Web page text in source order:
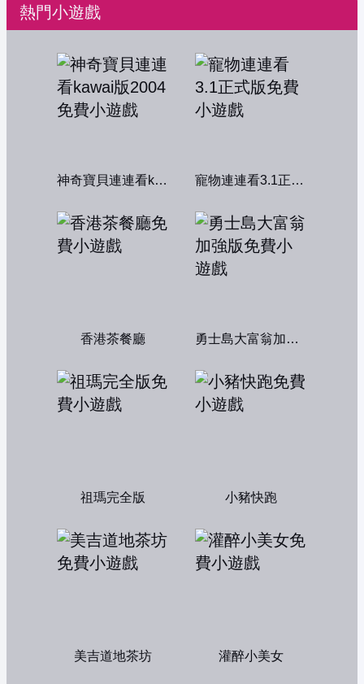
熱門小遊戲
神奇寶貝連連看kawai版2004 寵物連連看3.1正式版
香港茶餐廳 勇士島大富翁加強版
祖瑪完全版 小豬快跑
美吉道地茶坊 灌醉小美女